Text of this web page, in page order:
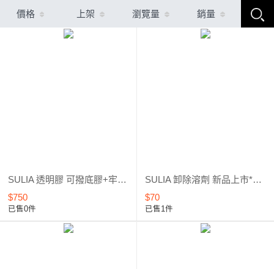
價格 上架 瀏覽量 銷量
SULIA 透明膠 可撥底膠+牢固底膠+彈力建構膠 套組優惠 全新上市
$750
已售0件
SULIA 卸除溶劑 新品上市*優惠5折起
$70
已售1件